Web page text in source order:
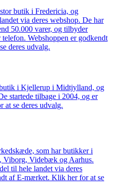
butik i Fredericia, og
via deres webshop. De har
50.000 varer, og tilbyder
Webshoppen er godkendt
deres udvalg.
i Kjellerup i Midtjylland, og
startede tilbage i 2004, og er
at se deres udvalg.
som har butikker i
Viborg, Videbæk og Aarhus.
til hele landet via deres
af E-mærket. Klik her for at se